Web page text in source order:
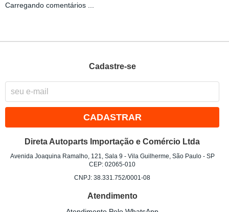
Carregando comentários ...
Cadastre-se
CADASTRAR
Direta Autoparts Importação e Comércio Ltda
Avenida Joaquina Ramalho, 121, Sala 9 - Vila Guilherme, São Paulo- SP
CEP: 02065-010
CNPJ: 38.331.752/0001-08
Atendimento